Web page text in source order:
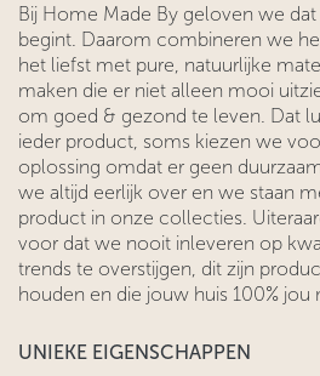
Bij Home Made By geloven we
begint. Daarom combineren we
het liefst met pure, natuurlijke
maken die er niet alleen mooi
om goed & gezond te leven. Dat
ieder product, soms kiezen we
oplossing omdat er geen
we altijd eerlijk over en we staan
product in onze collecties.
voor dat we nooit inleveren op
trends te overstijgen, dit zijn
houden en die jouw huis 100% jou
UNIEKE EIGENSCHAPPEN